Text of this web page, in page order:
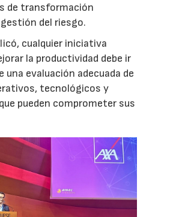
de transformación
del riesgo.
cualquier iniciativa
la productividad debe ir
una evaluación adecuada de
tecnológicos y
pueden comprometer sus